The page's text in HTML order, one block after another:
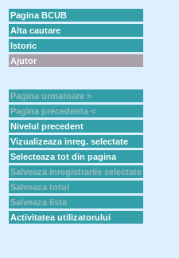
Pagina BCUB
Alta cautare
Istoric
Ajutor
Pagina urmatoare >
Pagina precedenta <
Nivelul precedent
Vizualizeaza inreg. selectate
Selecteaza tot din pagina
Salveaza inregistrarile selectate
Salveaza totul
Salveaza lista
Activitatea utilizatorului